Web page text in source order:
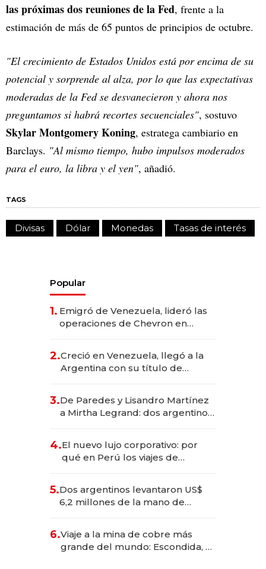
las próximas dos reuniones de la Fed, frente a la
estimación de más de 65 puntos de principios de octubre.
"El crecimiento de Estados Unidos está por encima de su
potencial y sorprende al alza, por lo que las expectativas
moderadas de la Fed se desvanecieron y ahora nos
preguntamos si habrá recortes secuenciales", sostuvo
Skylar Montgomery Koning, estratega cambiario en
Barclays. "Al mismo tiempo, hubo impulsos moderados
para el euro, la libra y el yen", añadió.
TAGS
Divisas Dólar Monedas Tasas de interés
Popular
1. Emigró de Venezuela, lideró las
operaciones de Chevron en
2.Creció en Venezuela, llegó a la
Argentina con su título de
las marcas "fast premium"
3.De Paredes y Lisandro Martínez
a Mirtha Legrand: dos argentinos
4.El nuevo lujo corporativo: por
qué en Perú los viajes de
transformadoras
5.Dos argentinos levantaron US$
6,2 millones de la mano de
6.Viaje a la mina de cobre más
grande del mundo: Escondida, el